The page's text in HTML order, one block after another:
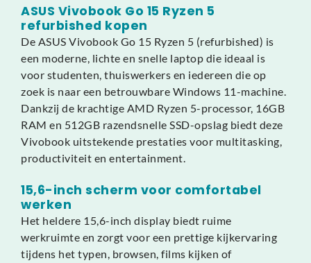
ASUS Vivobook Go 15 Ryzen 5
refurbished kopen
De ASUS Vivobook Go 15 Ryzen 5 (refurbished) is
een moderne, lichte en snelle laptop die ideaal is
voor studenten, thuiswerkers en iedereen die op
zoek is naar een betrouwbare Windows 11-machine.
Dankzij de krachtige AMD Ryzen 5-processor, 16GB
RAM en 512GB razendsnelle SSD-opslag biedt deze
Vivobook uitstekende prestaties voor multitasking,
productiviteit en entertainment.
15,6-inch scherm voor comfortabel
werken
Het heldere 15,6-inch display biedt ruime
werkruimte en zorgt voor een prettige kijkervaring
tijdens het typen, browsen, films kijken of